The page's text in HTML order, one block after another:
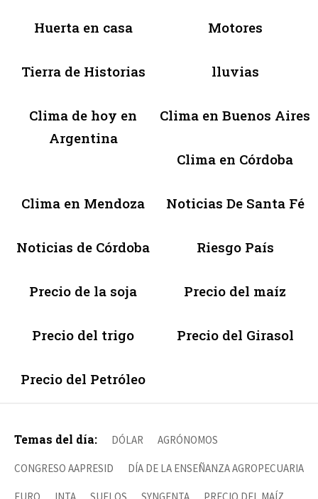
Huerta en casa Motores
Tierra de Historias lluvias
Clima de hoy en
Argentina
Clima en Buenos Aires
Clima en Córdoba
Clima en Mendoza Noticias De Santa Fé
Noticias de Córdoba Riesgo País
Precio de la soja Precio del maíz
Precio del trigo Precio del Girasol
Precio del Petróleo
Temas del día: DÓLAR AGRÓNOMOS
CONGRESO AAPRESID DÍA DE LA ENSEÑANZA AGROPECUARIA